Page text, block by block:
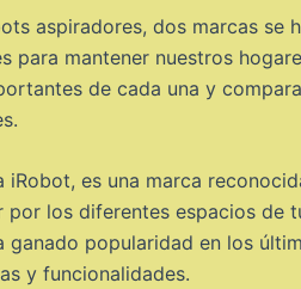
aspiradores, dos marcas
para mantener nuestros
de cada una y
iRobot, es una marca
por los diferentes espacios
ganado popularidad en los
y funcionalidades.